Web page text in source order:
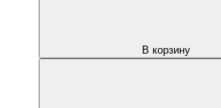
В корзину